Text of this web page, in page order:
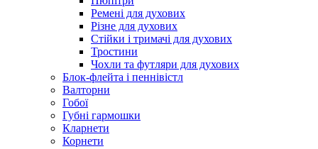
Ремені для духових
Різне для духових
Стійки і тримачі для духових
Тростини
Чохли та футляри для духових
Блок-флейта і пеннівістл
Валторни
Гобої
Губні гармошки
Кларнети
Корнети